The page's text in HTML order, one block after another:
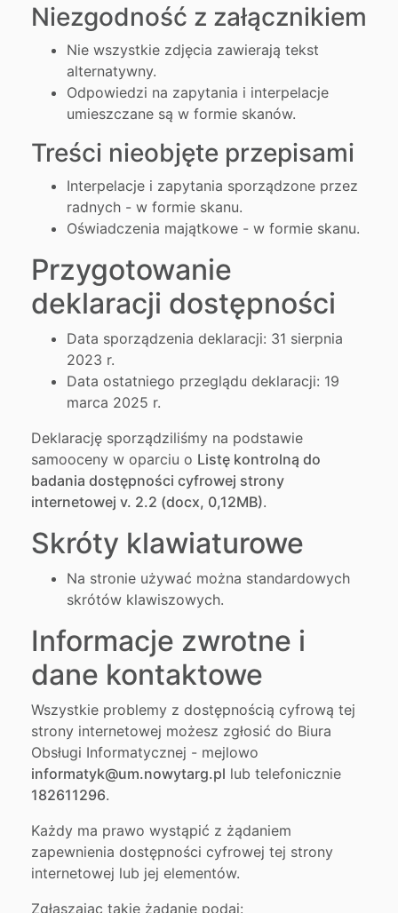
Niezgodność z załącznikiem
Nie wszystkie zdjęcia zawierają tekst
alternatywny.
Odpowiedzi na zapytania i interpelacje
umieszczane są w formie skanów.
Treści nieobjęte przepisami
Interpelacje i zapytania sporządzone przez
radnych - w formie skanu.
Oświadczenia majątkowe - w formie skanu.
Przygotowanie
deklaracji dostępności
Data sporządzenia deklaracji: 31 sierpnia
2023 r.
Data ostatniego przeglądu deklaracji: 19
marca 2025 r.
Deklarację sporządziliśmy na podstawie
samooceny w oparciu o Listę kontrolną do
badania dostępności cyfrowej strony
internetowej v. 2.2 (docx, 0,12MB).
Skróty klawiaturowe
Na stronie używać można standardowych
skrótów klawiszowych.
Informacje zwrotne i
dane kontaktowe
Wszystkie problemy z dostępnością cyfrową tej
strony internetowej możesz zgłosić do Biura
Obsługi Informatycznej - mejlowo
informatyk@um.nowytarg.pl lub telefonicznie
182611296.
Każdy ma prawo wystąpić z żądaniem
zapewnienia dostępności cyfrowej tej strony
internetowej lub jej elementów.
Zgłaszając takie żądanie podaj: